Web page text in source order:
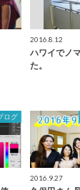
2016.8.12
ハワイでノ
た。
ログ
2016.9.27